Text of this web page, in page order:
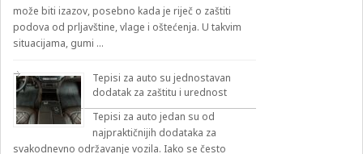
može biti izazov, posebno kada je riječ o zaštiti
podova od prljavštine, vlage i oštećenja. U takvim
situacijama, gumi …
Tepisi za auto su jednostavan
dodatak za zaštitu i urednost
Tepisi za auto jedan su od
najpraktičnijih dodataka za
svakodnevno održavanje vozila. Iako se često